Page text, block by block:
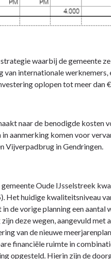
waarbij de gemeente
van internationale
oplopen tot meer dan
naar de benodigde kosten
aanmerking komen voor
Vijverpadbrug in Gendringen.
Oude IJsselstreek
Het huidige kwaliteitsniveau
de vorige planning een aantal
deze wegen, aangevuld met
van de nieuwe
financiële ruimte in
opgesteld. Hierin zijn de